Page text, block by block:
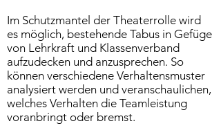
Im Schutzmantel der Theaterrolle wird
es möglich, bestehende Tabus in Gefüge
von Lehrkraft und Klassenverband
aufzudecken und anzusprechen. So
können verschiedene Verhaltensmuster
analysiert werden und veranschaulichen,
welches Verhalten die Teamleistung
voranbringt oder bremst.